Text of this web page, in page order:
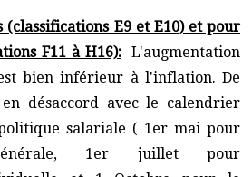
(classifications E9 et E10) et pour
F11 à H16):
L'augmentation
bien inférieur à l'inflation. De
désaccord avec le calendrier
salariale ( 1er mai pour
1er juillet pour